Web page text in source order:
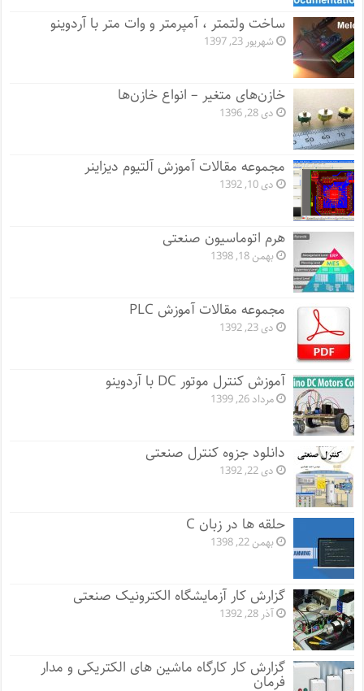
ساخت ولتمتر ، آمپرمتر و وات متر با آردوینو
شهریور 23, 1397
خازن‌های متغیر – انواع خازن‌ها
دی 28, 1396
مجموعه مقالات آموزش آلتیوم دیزاینر
دی 10, 1392
هرم اتوماسیون صنعتی
بهمن 18, 1398
مجموعه مقالات آموزش PLC
دی 23, 1392
آموزش کنترل موتور DC با آردوینو
مرداد 26, 1399
دانلود جزوه کنترل صنعتی
دی 22, 1392
حلقه ها در زبان C
بهمن 22, 1398
گزارش کار آزمایشگاه الکترونیک صنعتی
آذر 28, 1392
گزارش کار کارگاه ماشین های الکتریکی و مدار
فرمان